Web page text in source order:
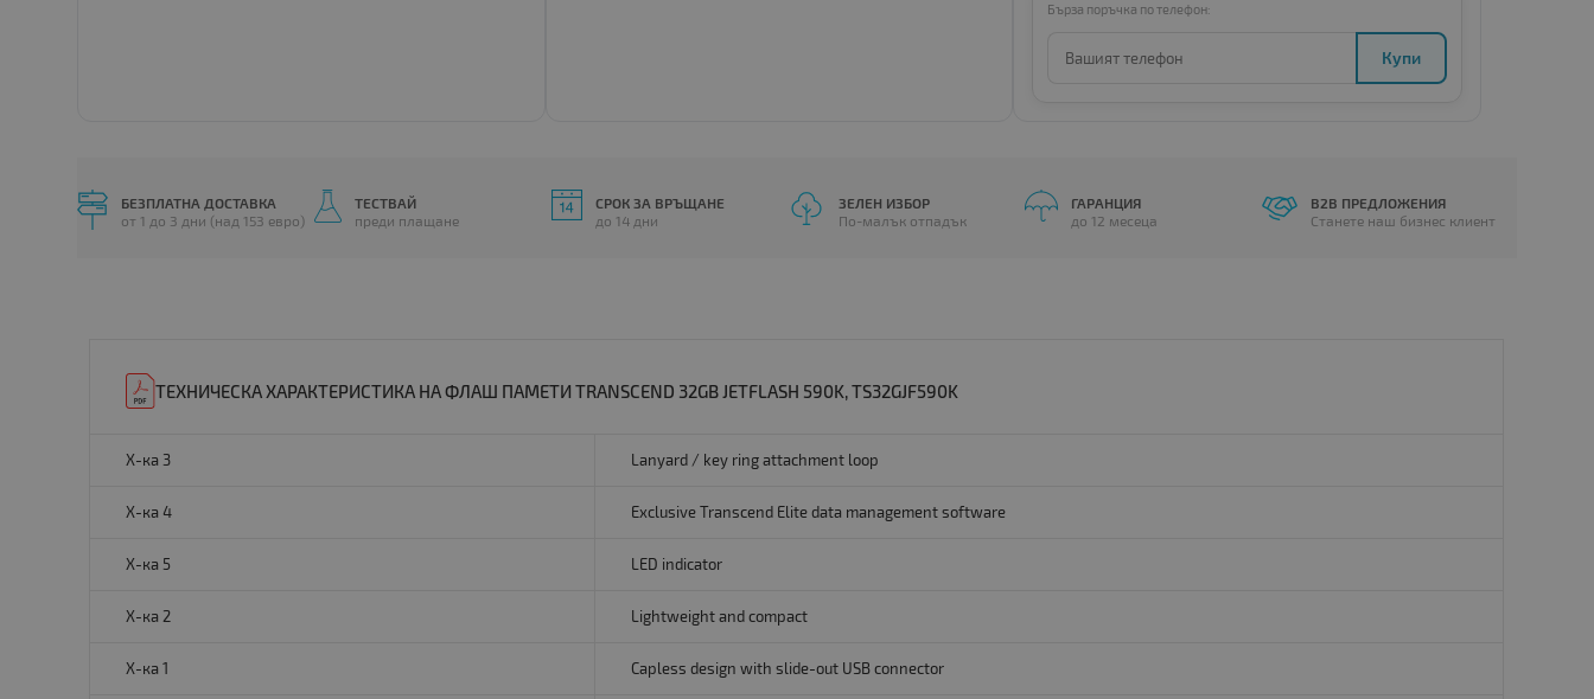
Бърза поръчка по телефон:
Купи
БЕЗПЛАТНА ДОСТАВКА
от 1 до 3 дни (над 153 евро)
ТЕСТВАЙ
преди плащане
СРОК ЗА ВРЪЩАНЕ
до 14 дни
ЗЕЛЕН ИЗБОР
По-малък отпадък
ГАРАНЦИЯ
до 12 месеца
B2B ПРЕДЛОЖЕНИЯ
Станете наш бизнес клиент
ТЕХНИЧЕСКА ХАРАКТЕРИСТИКА НА ФЛАШ ПАМЕТИ TRANSCEND 32GB JETFLASH 590K, TS32GJF590K
Х-ка 3 Lanyard / key ring attachment loop
Х-ка 4 Exclusive Transcend Elite data management software
Х-ка 5 LED indicator
Х-ка 2 Lightweight and compact
Х-ка 1 Capless design with slide-out USB connector